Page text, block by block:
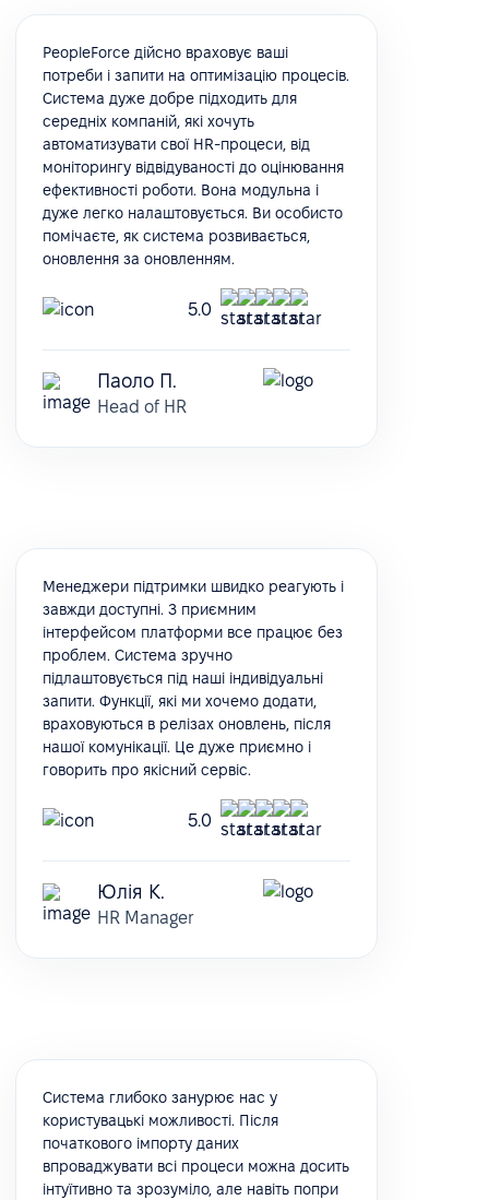
PeopleForce дійсно враховує ваші
потреби і запити на оптимізацію процесів.
Система дуже добре підходить для
середніх компаній, які хочуть
автоматизувати свої HR-процеси, від
моніторингу відвідуваності до оцінювання
ефективності роботи. Вона модульна і
дуже легко налаштовується. Ви особисто
помічаєте, як система розвивається,
оновлення за оновленням.
5.0
Паоло П.
Head of HR
Менеджери підтримки швидко реагують і
завжди доступні. З приємним
інтерфейсом платформи все працює без
проблем. Система зручно
підлаштовується під наші індивідуальні
запити. Функції, які ми хочемо додати,
враховуються в релізах оновлень, після
нашої комунікації. Це дуже приємно і
говорить про якісний сервіс.
5.0
Юлія К.
HR Manager
Система глибоко занурює нас у
користувацькі можливості. Після
початкового імпорту даних
впроваджувати всі процеси можна досить
інтуїтивно та зрозуміло, але навіть попри